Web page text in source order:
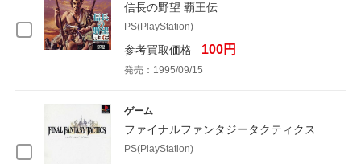
信長の野望 覇王伝
PS(PlayStation)
参考買取価格 100円
発売：1995/09/15
ゲーム
ファイナルファンタジータクティクス
PS(PlayStation)